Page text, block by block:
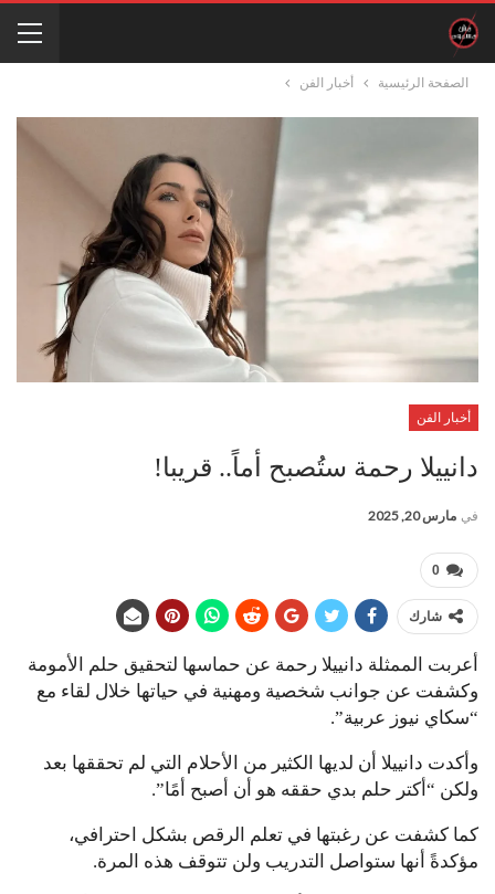
الصفحة الرئيسية أخبار الفن
أخبار الفن
دانييلا رحمة ستُصبح أماً.. قريبا!
في مارس 20, 2025
0
شارك
أعربت الممثلة دانييلا رحمة عن حماسها لتحقيق حلم الأمومة
وكشفت عن جوانب شخصية ومهنية في حياتها خلال لقاء مع
“سكاي نيوز عربية”.
وأكدت دانييلا أن لديها الكثير من الأحلام التي لم تحققها بعد
ولكن “أكتر حلم بدي حققه هو أن أصبح أمًا”.
كما كشفت عن رغبتها في تعلم الرقص بشكل احترافي،
مؤكدةً أنها ستواصل التدريب ولن تتوقف هذه المرة.